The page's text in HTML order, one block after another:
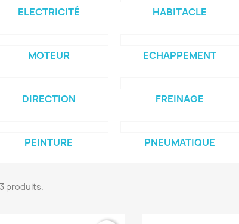
ELECTRICITÉ HABITACLE
MOTEUR ECHAPPEMENT
DIRECTION FREINAGE
PEINTURE PNEUMATIQUE
produits.